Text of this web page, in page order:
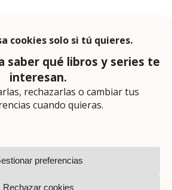
privacidad
afiliado de Amazon obtengo
las compras adscritas que